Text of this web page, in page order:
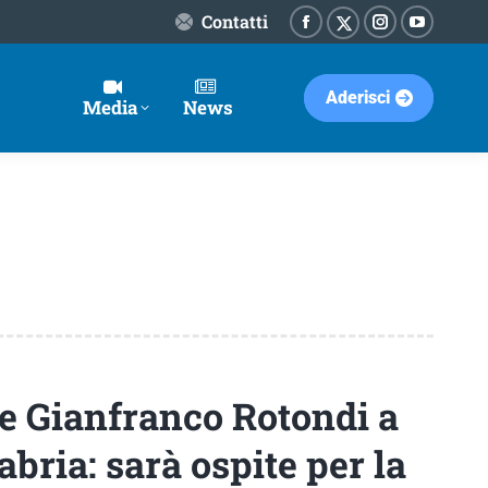
Contatti
Facebook
opens
X-
Twitter
page
Instagram
opens
YouTube
opens
Media News Aderisci
Gianfranco Rotondi a
sarà ospite per la